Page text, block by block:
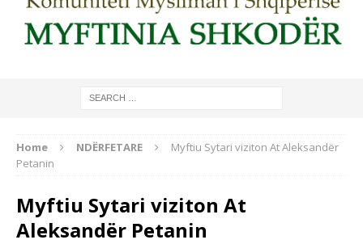
Home NDËRFETARE
Myftiu Sytari viziton At Aleksandër
Petanin
Myftiu Sytari viziton At
Aleksandër Petanin